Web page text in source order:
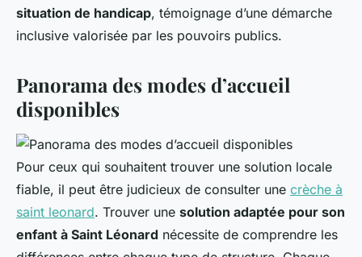
situation de handicap, témoignage d’une démarche
inclusive valorisée par les pouvoirs publics.
Panorama des modes d’accueil
disponibles
Pour ceux qui souhaitent trouver une solution locale
fiable, il peut être judicieux de consulter une crèche à
saint leonard. Trouver une solution adaptée pour son
enfant à Saint Léonard nécessite de comprendre les